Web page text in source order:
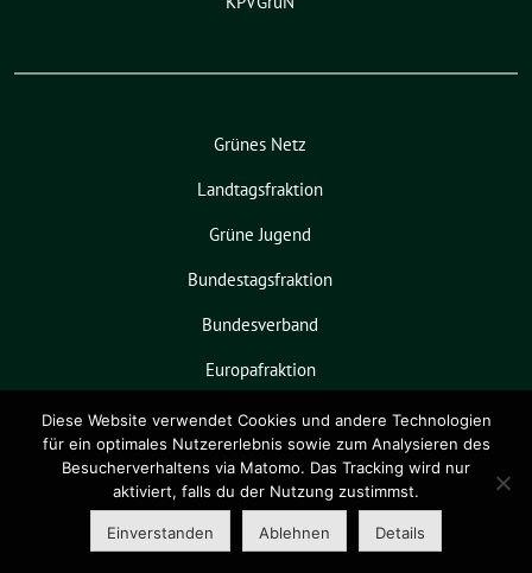
Grünes Netz
Landtagsfraktion
Grüne Jugend
Bundestagsfraktion
Bundesverband
Europafraktion
KPVGrüN
Grüne Niedersachsen benutzt das
freie grüne Themesunflower
‐ ein
Angebot derverdigado eG.
Diese Website verwendet Cookies und andere Technologien
für ein optimales Nutzererlebnis sowie zum Analysieren des
Besucherverhaltens via Matomo. Das Tracking wird nur
aktiviert, falls du der Nutzung zustimmst.
Einverstanden Ablehnen Details